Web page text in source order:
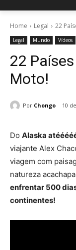
Home Legal 22
Legal Mundo Vídeos
22
Moto!
Por Chongo 10
Do Alaska
viajante Alex
viagem com
natureza
enfrentar 500
continentes!